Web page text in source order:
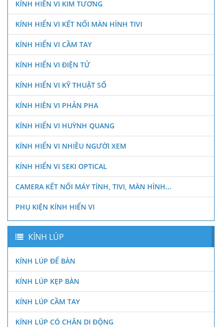
KÍNH HIỂN VI KIM TƯƠNG
KÍNH HIỂN VI KẾT NỐI MÀN HÌNH TIVI
KÍNH HIỂN VI CẦM TAY
KÍNH HIỂN VI ĐIỆN TỬ
KÍNH HIỂN VI KỸ THUẬT SỐ
KÍNH HIÊN VI PHẢN PHA
KÍNH HIỂN VI HUỲNH QUANG
KÍNH HIỂN VI NHIỀU NGƯỜI XEM
KÍNH HIỂN VI SEKI OPTICAL
CAMERA KẾT NỐI MÁY TÍNH, TIVI, MÀN HÌNH...
PHỤ KIỆN KÍNH HIỂN VI
KÍNH LÚP
KÍNH LÚP ĐỂ BÀN
KÍNH LÚP KẸP BÀN
KÍNH LÚP CẦM TAY
KÍNH LÚP CÓ CHÂN DI ĐỘNG